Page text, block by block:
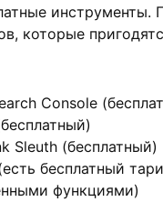
инструменты.
которые
Console
Sleuth (бесплатный)
бесплатный
функциями)